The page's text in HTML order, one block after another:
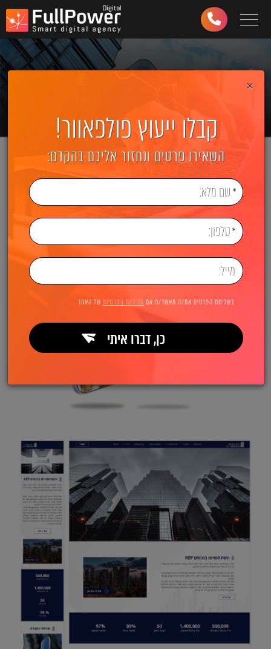
Toggle navigation
03-
6499-
997 ×
קבלו ייעוץ פולפאוור!
השאירו פרטים ונחזור אליכם בהקדם:
בשליחת הפרטים את/ה מאשר/ת את מדיניות הפרטיותשל האתר
כן, דברו איתי